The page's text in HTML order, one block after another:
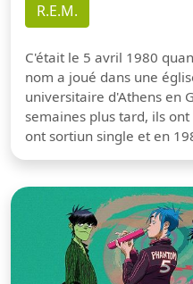
R.E.M.
C'était le 5 avril 1980
nom a joué dans une
universitaire d'Athens en
semaines plus tard, ils
ont sortiun single et en